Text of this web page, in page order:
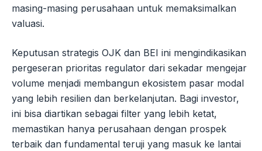
masing-masing perusahaan untuk memaksimalkan
valuasi.
Keputusan strategis OJK dan BEI ini mengindikasikan
pergeseran prioritas regulator dari sekadar mengejar
volume menjadi membangun ekosistem pasar modal
yang lebih resilien dan berkelanjutan. Bagi investor,
ini bisa diartikan sebagai filter yang lebih ketat,
memastikan hanya perusahaan dengan prospek
terbaik dan fundamental teruji yang masuk ke lantai